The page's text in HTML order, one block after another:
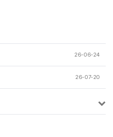
26-06-24
26-07-20